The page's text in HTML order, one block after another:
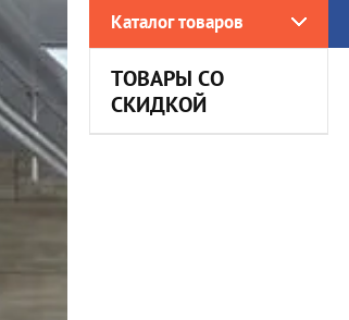
Каталог товаров
ТОВАРЫ СО
СКИДКОЙ